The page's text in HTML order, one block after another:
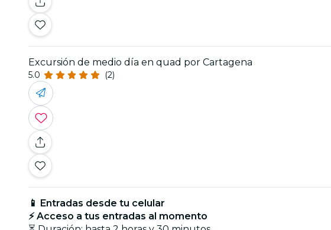
Excursión de medio día en quad por Cartagena
5.0 (2)
📱 Entradas desde tu celular
⚡ Acceso a tus entradas al momento